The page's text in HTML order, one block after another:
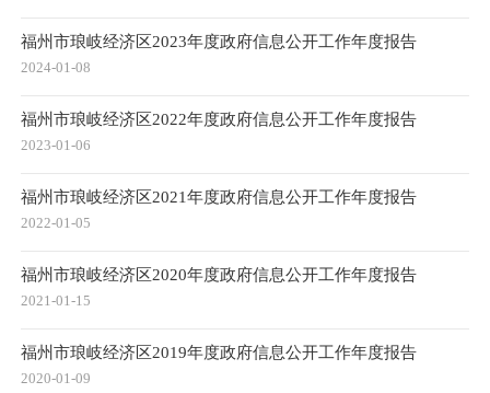
福州市琅岐经济区2023年度政府信息公开工作年度报告
2024-01-08
福州市琅岐经济区2022年度政府信息公开工作年度报告
2023-01-06
福州市琅岐经济区2021年度政府信息公开工作年度报告
2022-01-05
福州市琅岐经济区2020年度政府信息公开工作年度报告
2021-01-15
福州市琅岐经济区2019年度政府信息公开工作年度报告
2020-01-09